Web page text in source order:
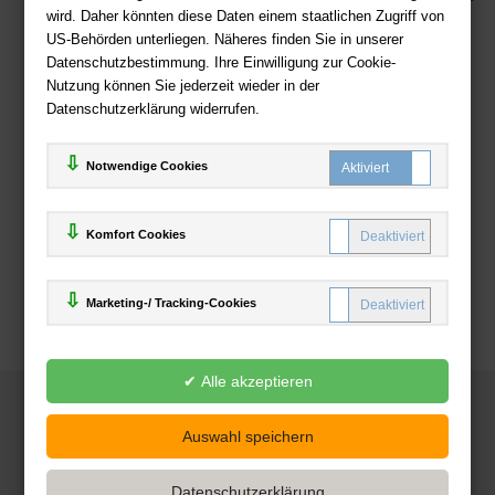
wird. Daher könnten diese Daten einem staatlichen Zugriff von
US-Behörden unterliegen. Näheres finden Sie in unserer
Datenschutzbestimmung. Ihre Einwilligung zur Cookie-
Nutzung können Sie jederzeit wieder in der
Datenschutzerklärung widerrufen.
Notwendige Cookies
Komfort Cookies
Marketing-/ Tracking-Cookies
Zahlweisen
Deutsche-Buchhandlung.de
www.deutsche-buchhandlung.de ist ein Angebot der
Handelsgesellschaft mbH
Powered by Inooga